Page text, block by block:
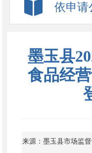
依申请
墨玉县
食品经
来源：墨玉县市场监